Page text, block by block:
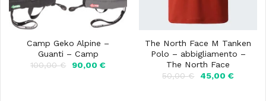
Camp Geko Alpine –
Guanti – Camp
100,00€
Il
90,00 €Il
The North Face M Tanken
Polo – abbigliamento –
The North Face
50,00€
Il
45,00 €Il